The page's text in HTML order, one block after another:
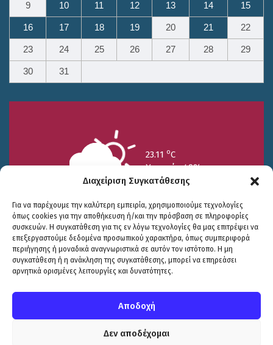
Διαχείριση Συγκατάθεσης
Για να παρέχουμε την καλύτερη εμπειρία, χρησιμοποιούμε τεχνολογίες
όπως cookies για την αποθήκευση ή/και την πρόσβαση σε πληροφορίες
συσκευών. Η συγκατάθεση για τις εν λόγω τεχνολογίες θα μας επιτρέψει να
επεξεργαστούμε δεδομένα προσωπικού χαρακτήρα, όπως συμπεριφορά
περιήγησης ή μοναδικά αναγνωριστικά σε αυτόν τον ιστότοπο. Η μη
συγκατάθεση ή η ανάκληση της συγκατάθεσης, μπορεί να επηρεάσει
αρνητικά ορισμένες λειτουργίες και δυνατότητες.
Αποδοχή
Δεν αποδέχομαι
9 10 11 12 13 14 15
16 17 18 19 20 21 22
23 24 25 26 27 28 29
30 31
23.11 oC
Υγρασία 49%
25/7
15.73 oC
26/7
17.99oC
27/7
20.94oC
© COPYRIGHT ΔΗΜΟΣ ΣΟΥΛΙΟΥ 2026
ΕΓΚΡΙΤΟΣ GROUP